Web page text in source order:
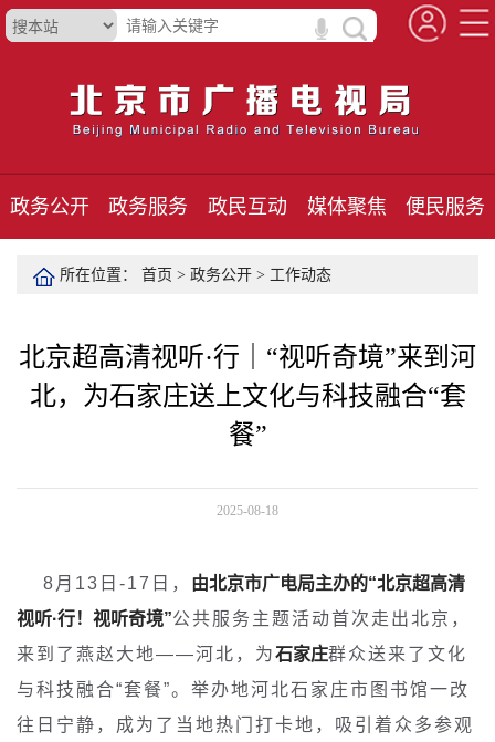
政务公开 政务服务 政民互动 媒体聚焦 便民服务
所在位置： 首页 > 政务公开 > 工作动态
北京超高清视听·行｜“视听奇境”来到河
北，为石家庄送上文化与科技融合“套
餐”
2025-08-18
8 月13日-17日， 由北京市广电局主办的“北京超高清
视听·行！视听奇境”公共服务主题活动首次走出北京，
来到了燕赵大地——河北，为石家庄群众送来了文化
与科技融合“套餐”。举办地河北石家庄市图书馆一改
往日宁静，成为了当地热门打卡地，吸引着众多参观